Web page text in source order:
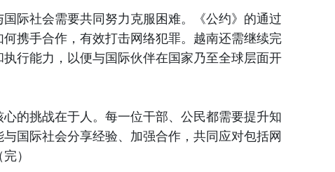
际社会需要共同努力克服困难。《公约》的通过
携手合作，有效打击网络犯罪。越南还需继续完
行能力，以便与国际伙伴在国家乃至全球层面开
的挑战在于人。每一位干部、公民都需要提升知
国际社会分享经验、加强合作，共同应对包括网
）